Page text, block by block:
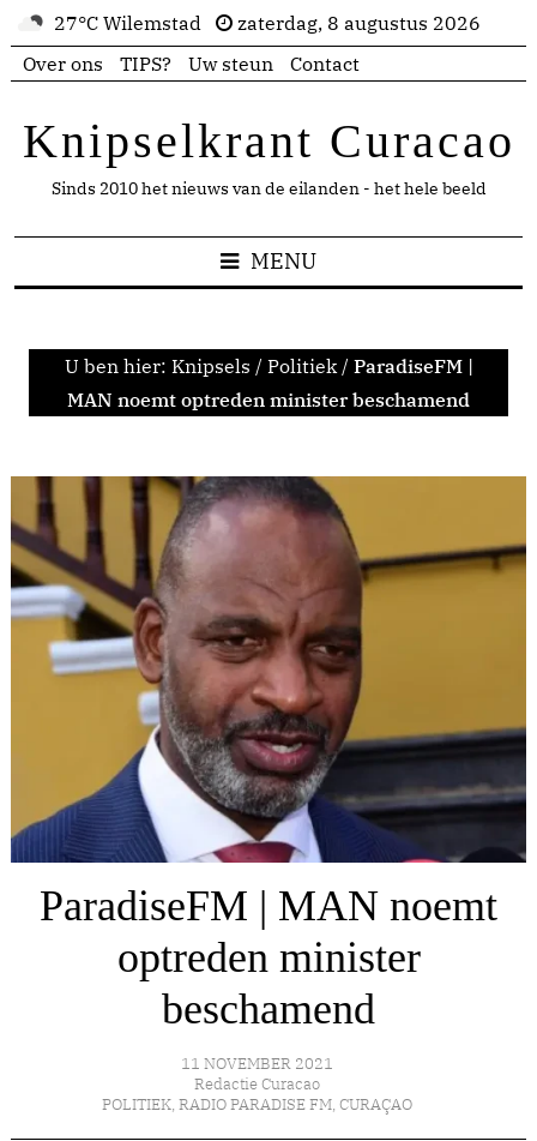
27°C Wilemstad
zaterdag, 8 augustus 2026
Over ons
TIPS? Uw steun Contact
Knipselkrant Curacao
Sinds 2010 het nieuws van de eilanden - het hele beeld
MENU
U ben hier: Knipsels / Politiek / ParadiseFM |
MAN noemt optreden minister beschamend
ParadiseFM | MAN noemt
optreden minister
beschamend
11 NOVEMBER 2021
Redactie Curacao
POLITIEK, RADIO PARADISE FM, CURAÇAO